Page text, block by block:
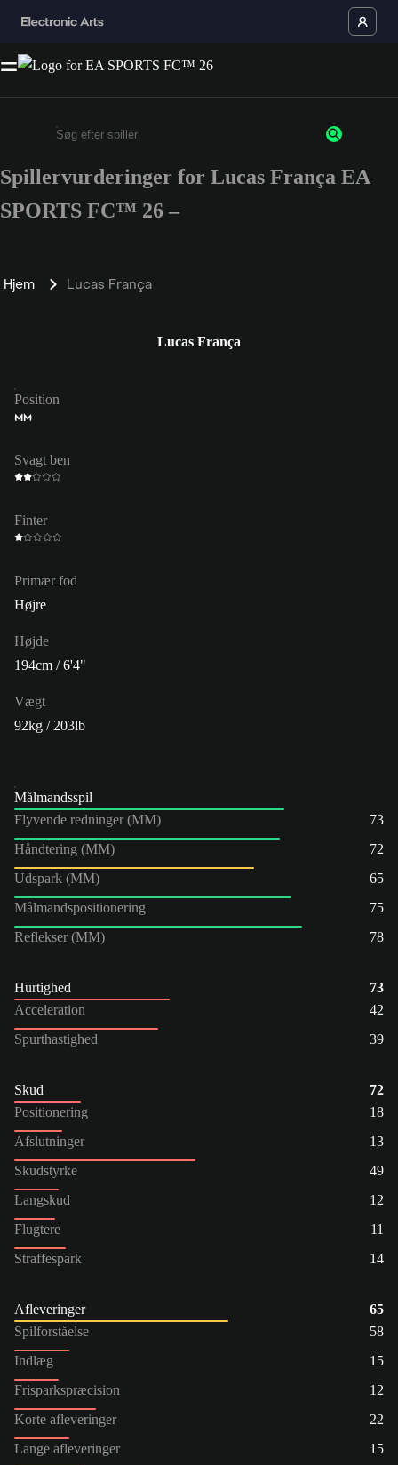
Enter a minimum of 3 characters or numbers
Spillervurderinger for Lucas França EA
SPORTS FC™ 26 –
Hjem Lucas França
Lucas França
Position
MM
Svagt ben
Finter
Primær fod
Højre
Højde
194cm / 6'4"
Vægt
92kg / 203lb
Målmandsspil
Flyvende redninger (MM)
73
Håndtering (MM)
72
Udspark (MM)
65
Målmandspositionering
75
Reflekser (MM)
78
Hurtighed
73
Acceleration
42
Spurthastighed
39
Skud
72
Positionering
18
Afslutninger
13
Skudstyrke
49
Langskud
12
Flugtere
11
Straffespark
14
Afleveringer
65
Spilforståelse
58
Indlæg
15
Frisparkspræcision
12
Korte afleveringer
22
Lange afleveringer
15